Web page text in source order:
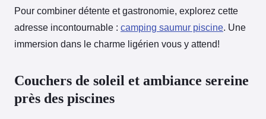
Pour combiner détente et gastronomie, explorez cette
adresse incontournable : camping saumur piscine. Une
immersion dans le charme ligérien vous y attend!
Couchers de soleil et ambiance sereine
près des piscines